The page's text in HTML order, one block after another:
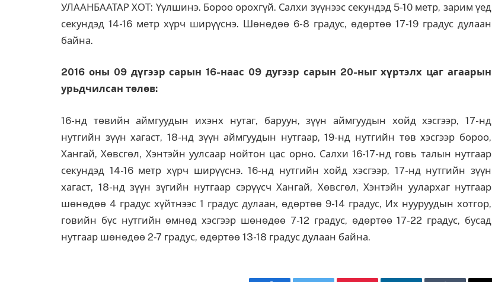
УЛААНБААТАР ХОТ: Үүлшинэ. Бороо орохгүй. Салхи зүүнээс секундэд 5-10 метр, зарим үед
секундэд 14-16 метр хүрч ширүүснэ. Шөнөдөө 6-8 градус, өдөртөө 17-19 градус дулаан
байна.
2016 оны 09 дүгээр сарын 16-наас 09 дугээр сарын 20-ныг хүртэлх цаг агаарын
урьдчилсан төлөв:
16-нд төвийн аймгуудын ихэнх нутаг, баруун, зүүн аймгуудын хойд хэсгээр, 17-нд
нутгийн зүүн хагаст, 18-нд зүүн аймгуудын нутгаар, 19-нд нутгийн төв хэсгээр бороо,
Хангай, Хөвсгөл, Хэнтэйн уулсаар нойтон цас орно. Салхи 16-17-нд говь талын нутгаар
секундэд 14-16 метр хүрч ширүүснэ. 16-нд нутгийн хойд хэсгээр, 17-нд нутгийн зүүн
хагаст, 18-нд зүүн зүгийн нутгаар сэрүүсч Хангай, Хөвсгөл, Хэнтэйн уулархаг нутгаар
шөнөдөө 4 градус хүйтнээс 1 градус дулаан, өдөртөө 9-14 градус, Их нууруудын хотгор,
говийн бүс нутгийн өмнөд хэсгээр шөнөдөө 7-12 градус, өдөртөө 17-22 градус, бусад
нутгаар шөнөдөө 2-7 градус, өдөртөө 13-18 градус дулаан байна.